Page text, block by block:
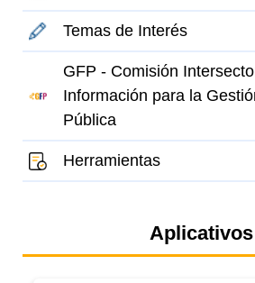
Temas de Interés
GFP - Comisión
Información para la
Pública
Herramientas
Aplicativos